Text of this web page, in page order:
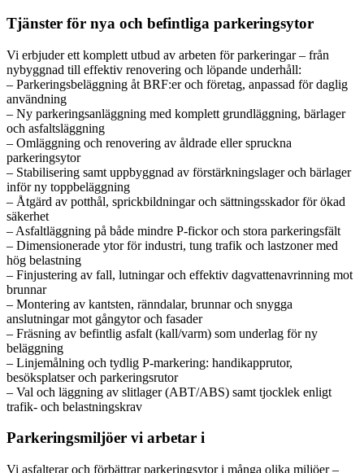
Tjänster för nya och befintliga parkeringsytor
Vi erbjuder ett komplett utbud av arbeten för parkeringar – från
nybyggnad till effektiv renovering och löpande underhåll:
– Parkeringsbeläggning åt BRF:er och företag, anpassad för daglig
användning
– Ny parkeringsanläggning med komplett grundläggning, bärlager
och asfaltsläggning
– Omläggning och renovering av åldrade eller spruckna
parkeringsytor
– Stabilisering samt uppbyggnad av förstärkningslager och bärlager
inför ny toppbeläggning
– Åtgärd av potthål, sprickbildningar och sättningsskador för ökad
säkerhet
– Asfaltläggning på både mindre P-fickor och stora parkeringsfält
– Dimensionerade ytor för industri, tung trafik och lastzoner med
hög belastning
– Finjustering av fall, lutningar och effektiv dagvattenavrinning mot
brunnar
– Montering av kantsten, ränndalar, brunnar och snygga
anslutningar mot gångytor och fasader
– Fräsning av befintlig asfalt (kall/varm) som underlag för ny
beläggning
– Linjemålning och tydlig P-markering: handikapprutor,
besöksplatser och parkeringsrutor
– Val och läggning av slitlager (ABT/ABS) samt tjocklek enligt
trafik- och belastningskrav
Parkeringsmiljöer vi arbetar i
Vi asfalterar och förbättrar parkeringsytor i många olika miljöer –